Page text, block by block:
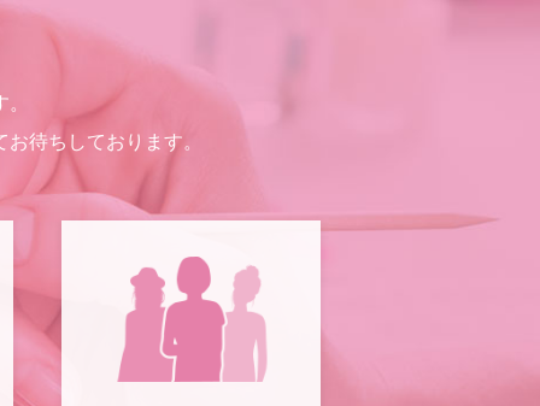
待ちしております。